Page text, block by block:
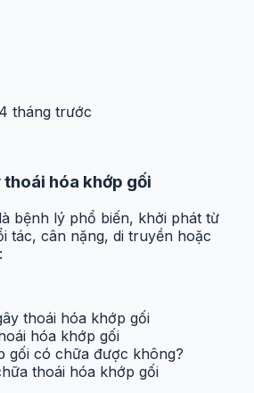
tháng trước
hóa khớp gối
bệnh lý phổ biến, khởi phát từ
tác, cân nặng, di truyền hoặc
thoái hóa khớp gối
hóa khớp gối
gối có chữa được không?
thoái hóa khớp gối